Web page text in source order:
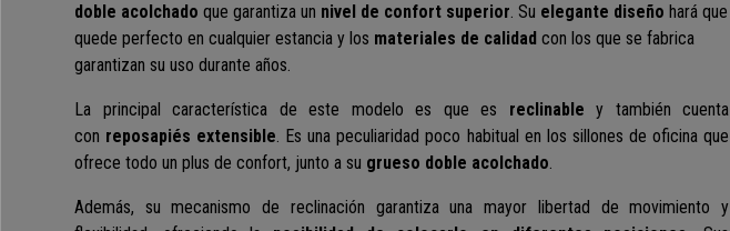
doble acolchado que garantiza un nivel de confort superior. Su elegante diseño hará que
quede perfecto en cualquier estancia y los materiales de calidad con los que se fabrica
garantizan su uso durante años.
La principal característica de este modelo es que es reclinable y también cuenta
con reposapiés extensible. Es una peculiaridad poco habitual en los sillones de oficina que
ofrece todo un plus de confort, junto a su grueso doble acolchado.
Además, su mecanismo de reclinación garantiza una mayor libertad de movimiento y